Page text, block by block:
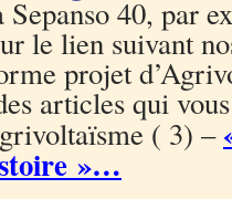
Sepanso 40, par
le lien suivant
projet
articles qui
( 3) –
»…